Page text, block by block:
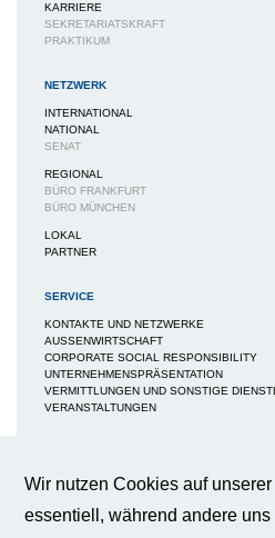
KARRIERE
SEKRETARIATSKRAFT
PRAKTIKUM
NETZWERK
INTERNATIONAL
NATIONAL
SENAT
REGIONAL
BÜRO FRANKFURT
BÜRO MÜNCHEN
LOKAL
PARTNER
SERVICE
KONTAKTE UND NETZWERKE
AUSSENWIRTSCHAFT
CORPORATE SOCIAL RESPONSIBILITY
UNTERNEHMENSPRÄSENTATION
VERMITTLUNGEN UND SONSTIGE
VERANSTALTUNGEN
NEWS / BERICHTE / ARTIKEL
BROSCHÜREN
Wir nutzen Cookies auf
essentiell, während andere